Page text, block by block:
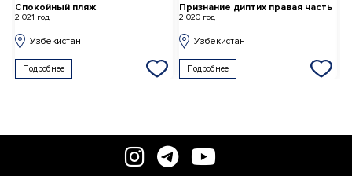
Признание диптих правая часть
2 020 год
Узбекистан
Подробнее
Материнство
2 018 год
Узбекистан
Подробнее